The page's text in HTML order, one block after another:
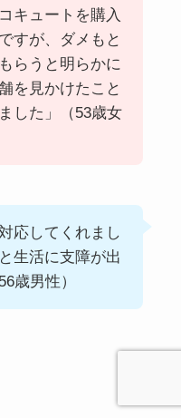
キュートを購入
すが、ダメもと
らうと明らかに
を見かけたこと
した」（53歳女
応してくれまし
生活に支障が出
歳男性）